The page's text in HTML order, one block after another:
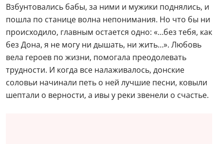
Взбунтовались бабы, за ними и мужики поднялись, и
пошла по станице волна непонимания. Но что бы ни
происходило, главным остается одно: «…без тебя, как
без Дона, я не могу ни дышать, ни жить…». Любовь
вела героев по жизни, помогала преодолевать
трудности. И когда все налаживалось, донские
соловьи начинали петь о ней лучшие песни, ковыли
шептали о верности, а ивы у реки звенели о счастье.